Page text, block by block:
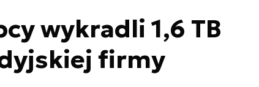
wykradli 1,6 TB
firmy